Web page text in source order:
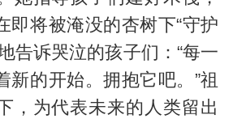
即将被淹没的杏树下“守护
告诉哭泣的孩子们：“每一
新的开始。拥抱它吧。”祖
，为代表未来的人类留出